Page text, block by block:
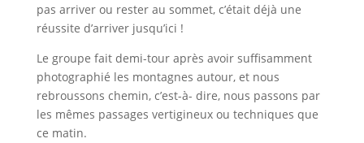
pas arriver ou rester au sommet, c’était déjà une
réussite d’arriver jusqu’ici !
Le groupe fait demi-tour après avoir suffisamment
photographié les montagnes autour, et nous
rebroussons chemin, c’est-à- dire, nous passons par
les mêmes passages vertigineux ou techniques que
ce matin.